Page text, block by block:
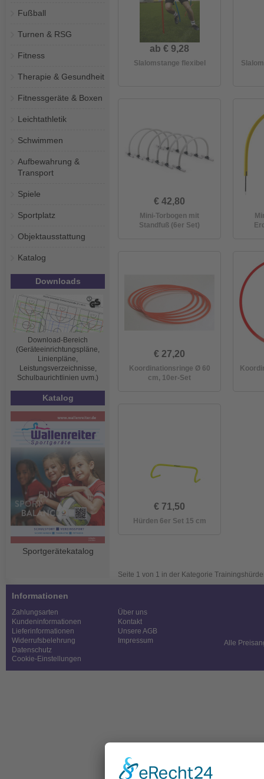
Fußball
Turnen & RSG
Fitness
Therapie & Gesundheit
Fitnessgeräte & Boxen
Leichtathletik
Schwimmen
Aufbewahrung &
Transport
Spiele
Sportplatz
Objektausstattung
Katalog
Downloads
Download-Bereich
(Geräteeinrichtungspläne,
Linienpläne,
Leistungsverzeichnisse,
Schulbaurichtlinien uvm.)
Katalog
Sportgerätekatalog
ab € 9,28
Slalomstange flexibel
€ 42,80
Mini-Torbogen mit
Standfuß (6er Set)
€ 27,20
Koordinationsringe Ø 60
cm, 10er-Set
€ 71,50
Hürden 6er Set 15 cm
Seite 1 von 1 in der Kategorie
Informationen
Zahlungsarten
Kundeninformationen
Lieferinformationen
Widerrufsbelehrung
Datenschutz
Cookie-Einstellungen
Über uns
Kontakt
Unsere AGB
Impressum
Alle